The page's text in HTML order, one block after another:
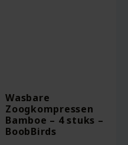
Wasbare
Zoogkompressen
Bamboe – 4 stuks –
BoobBirds